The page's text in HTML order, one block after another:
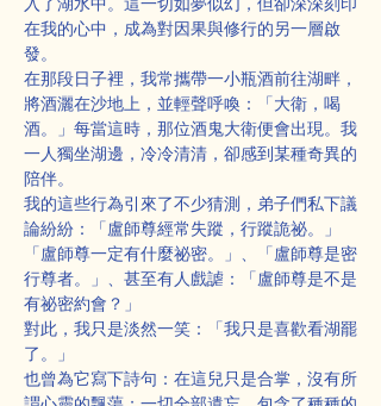
在我的心中，成為對因果與修行的另一層啟
發。
在那段日子裡，我常攜帶一小瓶酒前往湖畔，
將酒灑在沙地上，並輕聲呼喚：「大衛，喝
酒。」每當這時，那位酒鬼大衛便會出現。我
一人獨坐湖邊，冷冷清清，卻感到某種奇異的
陪伴。
我的這些行為引來了不少猜測，弟子們私下議
論紛紛：「盧師尊經常失蹤，行蹤詭祕。」
「盧師尊一定有什麼祕密。」、「盧師尊是密
行尊者。」、甚至有人戲謔：「盧師尊是不是
有祕密約會？」
對此，我只是淡然一笑：「我只是喜歡看湖罷
了。」
也曾為它寫下詩句：在這兒只是合掌，沒有所